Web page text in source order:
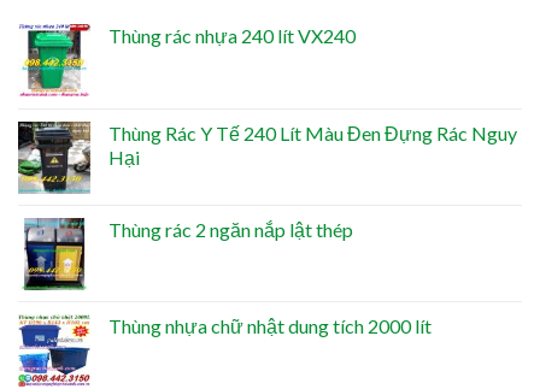
Thùng rác nhựa 240 lít VX240
Thùng Rác Y Tế 240 Lít Màu Đen Đựng Rác Nguy
Hại
Thùng rác 2 ngăn nắp lật thép
Thùng nhựa chữ nhật dung tích 2000 lít